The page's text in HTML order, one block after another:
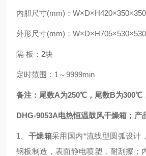
内胆尺寸(mm)：W×D×H420×350×350
外形尺寸(mm)：W×D×H705×530×530
隔 板：2块
定时范围：1～9999min
备注：尾数A为250℃，尾数B为300℃
DHG-9053A电热恒温鼓风干燥箱 ；产
1、 干燥箱采用国内*流线型圆弧设计
钢板制造，表面静电喷塑，耐刮擦；